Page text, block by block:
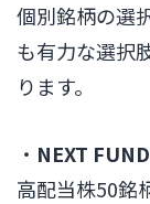
個別銘柄の選
も有力な選択
ります。
・ NEXT
高配当株50銘